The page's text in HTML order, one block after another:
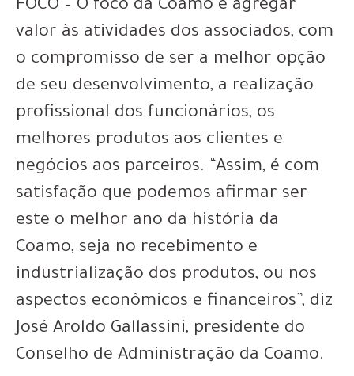
FOCO – O foco da Coamo é agregar
valor às atividades dos associados, com
o compromisso de ser a melhor opção
de seu desenvolvimento, a realização
profissional dos funcionários, os
melhores produtos aos clientes e
negócios aos parceiros. “Assim, é com
satisfação que podemos afirmar ser
este o melhor ano da história da
Coamo, seja no recebimento e
industrialização dos produtos, ou nos
aspectos econômicos e financeiros”, diz
José Aroldo Gallassini, presidente do
Conselho de Administração da Coamo.